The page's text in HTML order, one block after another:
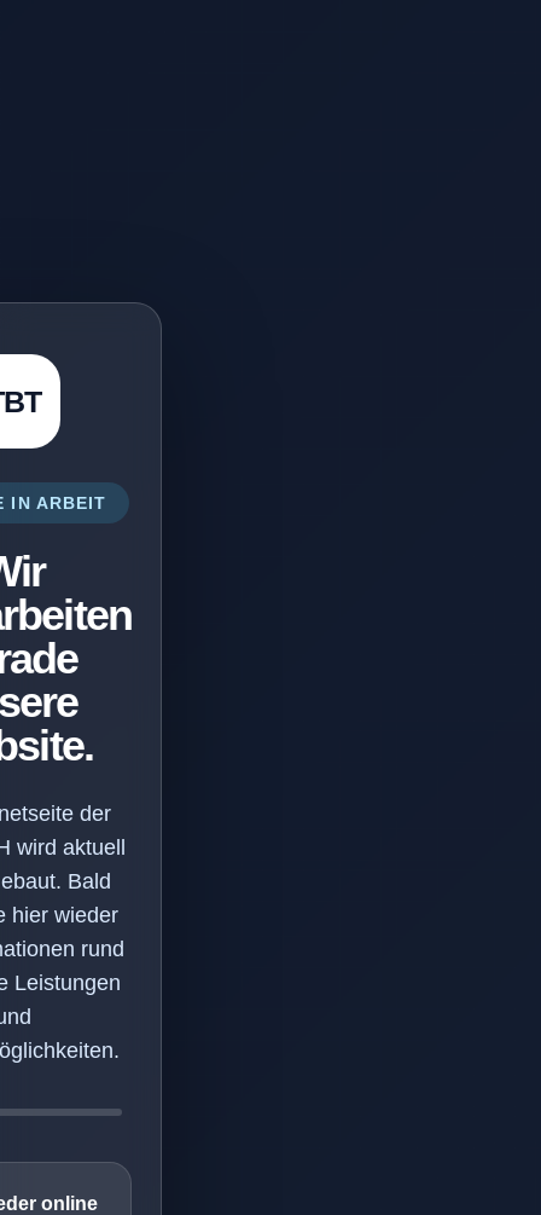
IN ARBEIT
der
wird aktuell
Bald
hier wieder
rund
Leistungen
online